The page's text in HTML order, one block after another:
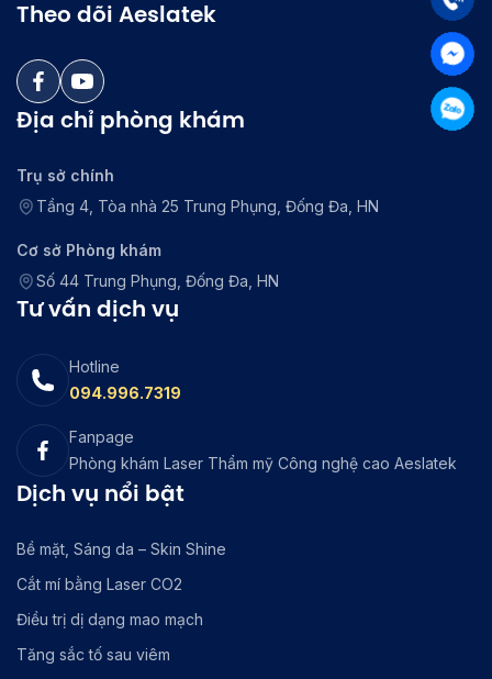
Theo dõi Aeslatek
Địa chỉ phòng khám
Trụ sở chính
Tầng 4, Tòa nhà 25 Trung Phụng, Đống Đa, HN
Cơ sở Phòng khám
Số 44 Trung Phụng, Đống Đa, HN
Tư vấn dịch vụ
Hotline
094.996.7319
Fanpage
Phòng khám Laser Thẩm mỹ Công nghệ cao Aeslatek
Dịch vụ nổi bật
Bề mặt, Sáng da – Skin Shine
Cắt mí bằng Laser CO2
Điều trị dị dạng mao mạch
Tăng sắc tố sau viêm